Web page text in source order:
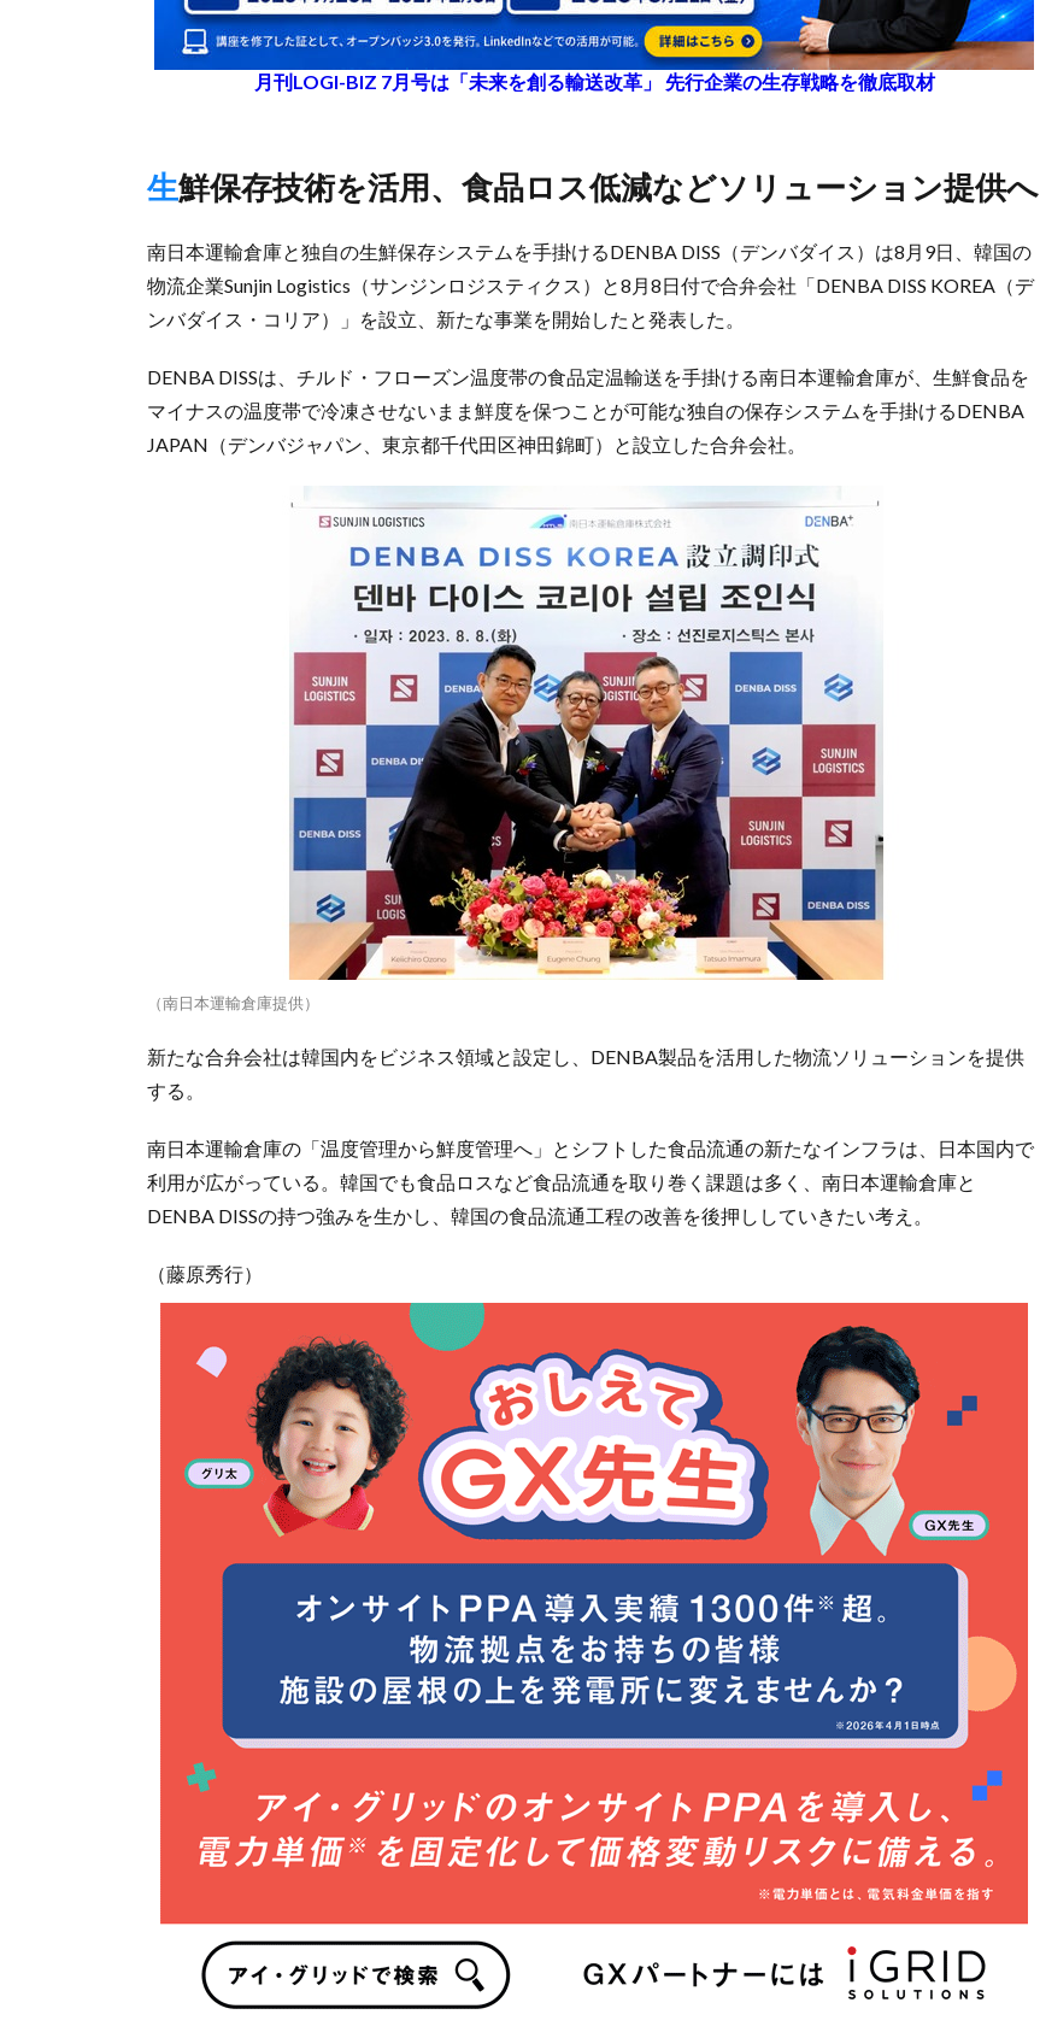
月刊LOGI-BIZ 7月号は「未来を創る輸送改革」 先行企業の生存戦略を徹底取材
生鮮保存技術を活用、食品ロス低減などソリューション提供へ
南⽇本運輸倉庫と独自の生鮮保存システムを手掛けるDENBA DISS（デンバダイス）は8月9日、韓国の
物流企業Sunjin Logistics（サンジンロジスティクス）と8月8日付で合弁会社「DENBA DISS KOREA（デ
ンバダイス・コリア）」を設立、新たな事業を開始したと発表した。
DENBA DISSは、チルド・フローズン温度帯の食品定温輸送を手掛ける南日本運輸倉庫が、生鮮食品を
マイナスの温度帯で冷凍させないまま鮮度を保つことが可能な独自の保存システムを手掛けるDENBA
JAPAN（デンバジャパン、東京都千代田区神田錦町）と設立した合弁会社。
（南日本運輸倉庫提供）
新たな合弁会社は韓国内をビジネス領域と設定し、DENBA製品を活用した物流ソリューションを提供
する。
南日本運輸倉庫の「温度管理から鮮度管理へ」とシフトした食品流通の新たなインフラは、日本国内で
利用が広がっている。韓国でも食品ロスなど食品流通を取り巻く課題は多く、南日本運輸倉庫と
DENBA DISSの持つ強みを生かし、韓国の食品流通工程の改善を後押ししていきたい考え。
（藤原秀行）